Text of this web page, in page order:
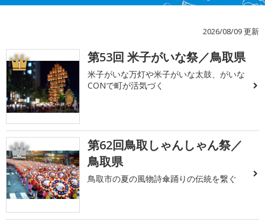
2026/08/09 更新
1 第53回 米子がいな祭／鳥取県
米子がいな万灯や米子がいな太鼓、がいな
CONで町が活気づく
2
第62回鳥取しゃんしゃん祭／
鳥取県
鳥取市の夏の風物詩傘踊りの伝統を繋ぐ